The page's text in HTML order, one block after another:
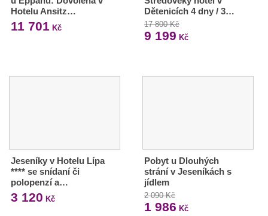
Hotelu Ansitz…
11 701 Kč
Dětenicích 4 dny / 3…
17 800 Kč
9 199 Kč
Jeseníky v Hotelu Lípa
**** se snídaní či
polopenzí a…
3 120 Kč
Pobyt u Dlouhých
strání v Jeseníkách s
jídlem
2 090 Kč
1 986 Kč